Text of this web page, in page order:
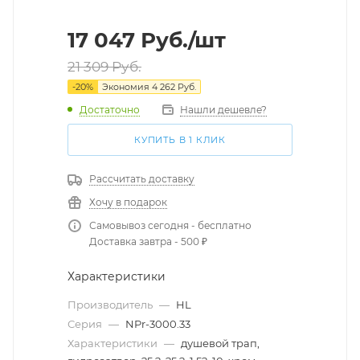
17 047 Руб./шт
21 309Руб.
-20% Экономия 4 262 Руб.
Достаточно Нашли дешевле?
КУПИТЬ В 1 КЛИК
Рассчитать доставку
Хочу в подарок
Самовывоз сегодня - бесплатно
Доставка завтра - 500 ₽
Характеристики
Производитель — HL
Серия — NPr-3000.33
Характеристики — душевой трап,